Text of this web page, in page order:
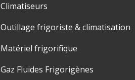
Climatiseurs
Outillage frigoriste & climatisation
Matériel frigorifique
Gaz Fluides Frigorigènes